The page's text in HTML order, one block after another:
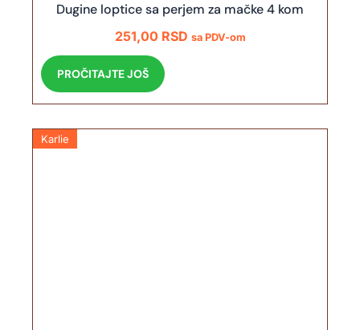
Dugine loptice sa perjem za mačke 4 kom
251,00 RSD sa PDV-om
PROČITAJTE JOŠ
Karlie